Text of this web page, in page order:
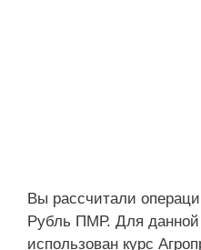
Вы рассчитали
Рубль ПМР. Для данной
использован курс